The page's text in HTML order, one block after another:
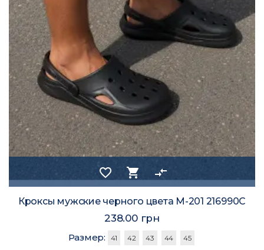
favorite_border shopping_cart compare_arrows
Кроксы мужские черного цвета М-201 216990C
238.00 грн
Размер: 41 42 43 44 45